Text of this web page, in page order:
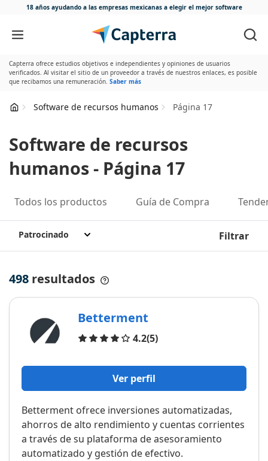
18 años ayudando a las empresas mexicanas a elegir el mejor software
Ir directamente al contenido
Capterra ofrece estudios objetivos e independientes y opiniones de usuarios
verificados. Al visitar el sitio de un proveedor a través de nuestros enlaces, es posible
que recibamos una remuneración. Saber más
Software de recursos humanos Página 17
Software de recursos
humanos - Página 17
Todos los productos Guía de Compra
Patrocinado Filtrar
498 resultados
Betterment
4.2(5)
Opiniones
Ver perfil
Betterment ofrece inversiones automatizadas,
ahorros de alto rendimiento y cuentas corrientes
a través de su plataforma de asesoramiento
automatizado y gestión de efectivo.